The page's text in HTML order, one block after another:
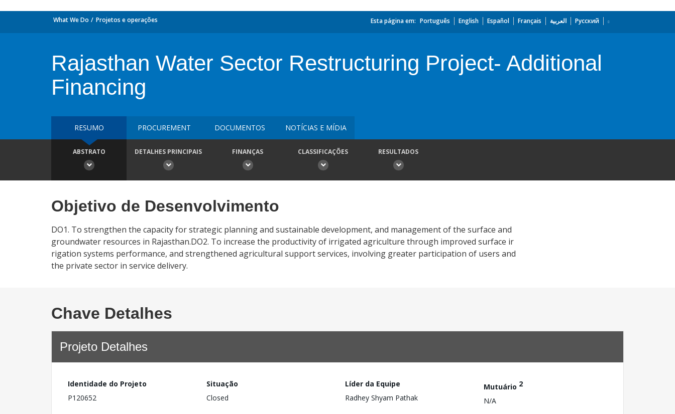
What We Do Projetos e operações Esta página em: Português English Español Français العربية Русский
Rajasthan Water Sector Restructuring Project- Additional
Financing
RESUMO PROCUREMENT DOCUMENTOS NOTÍCIAS E MÍDIA
ABSTRATO DETALHES PRINCIPAIS FINANÇAS CLASSIFICAÇÕES RESULTADOS
Objetivo de Desenvolvimento
DO1. To strengthen the capacity for strategic planning and sustainable development, and management of the surface and
groundwater resources in Rajasthan.DO2. To increase the productivity of irrigated agriculture through improved surface ir
rigation systems performance, and strengthened agricultural support services, involving greater participation of users and
the private sector in service delivery.
Chave Detalhes
Projeto Detalhes
Identidade do Projeto
P120652
Situação
Closed
Líder da Equipe
Radhey Shyam Pathak
Mutuário 2
N/A